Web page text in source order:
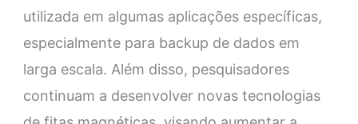
utilizada em algumas aplicações específicas,
especialmente para backup de dados em
larga escala. Além disso, pesquisadores
continuam a desenvolver novas tecnologias